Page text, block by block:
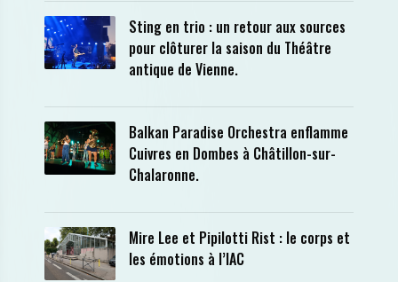
Sting en trio : un retour aux sources
pour clôturer la saison du Théâtre
antique de Vienne.
Balkan Paradise Orchestra enflamme
Cuivres en Dombes à Châtillon-sur-
Chalaronne.
Mire Lee et Pipilotti Rist : le corps et
les émotions à l’IAC